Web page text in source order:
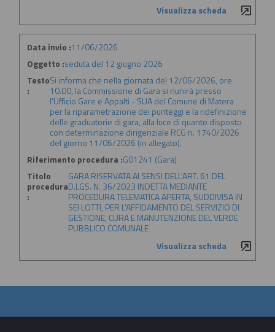
Visualizza scheda
Data invio :11/06/2026
Oggetto :seduta del 12 giugno 2026
Testo
:
Si informa che nella giornata del 12/06/2026, ore
10.00, la Commissione di Gara si riunirà presso
l'Ufficio Gare e Appalti - SUA del Comune di Matera
per la riparametrazione dei punteggi e la ridefinizione
delle graduatorie di gara, alla luce di quanto disposto
con determinazione dirigenziale RCG n. 1740/2026
del giorno 11/06/2026 (in allegato).
Riferimento procedura :G01241 (Gara)
Titolo
procedura
:
GARA RISERVATA AI SENSI DELL'ART. 61 DEL
D.LGS. N. 36/2023 INDETTA MEDIANTE
PROCEDURA TELEMATICA APERTA, SUDDIVISA IN
SEI LOTTI, PER L'AFFIDAMENTO DEL SERVIZIO DI
GESTIONE, CURA E MANUTENZIONE DEL VERDE
PUBBLICO COMUNALE
Visualizza scheda